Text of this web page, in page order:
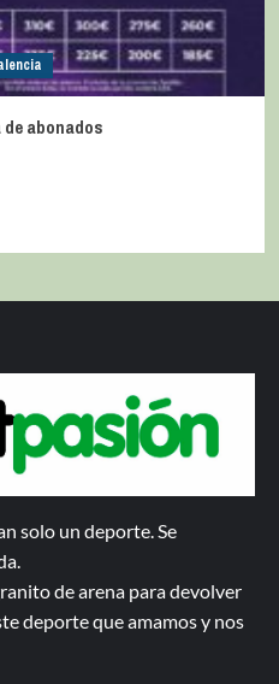
abonados
solo un deporte. Se
de arena para devolver
deporte que amamos y nos